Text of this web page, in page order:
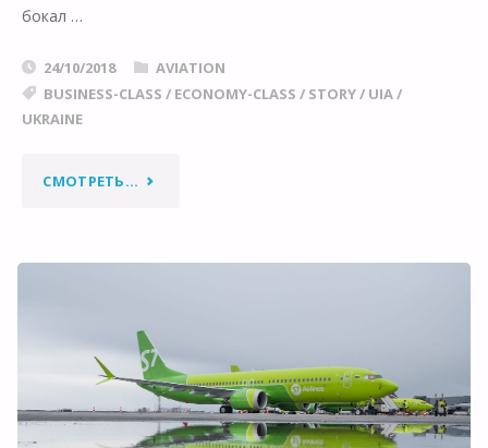
бокал …
24/10/2018
AVIATION
BUSINESS-CLASS / ECONOMY-CLASS / STORY/ UIA/
UKRAINE
СМОТРЕТЬ... "УКРАИНСКАЯ